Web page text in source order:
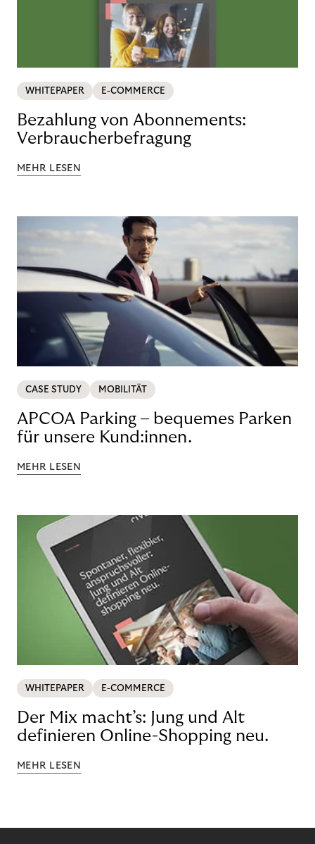
WHITEPAPER E-COMMERCE
Bezahlung von Abonnements:
Verbraucherbefragung
MEHR LESEN
CASE STUDY MOBILITÄT
APCOA Parking – bequemes Parken
für unsere Kund:innen.
MEHR LESEN
WHITEPAPER E-COMMERCE
Der Mix macht’s: Jung und Alt
definieren Online-Shopping neu.
MEHR LESEN